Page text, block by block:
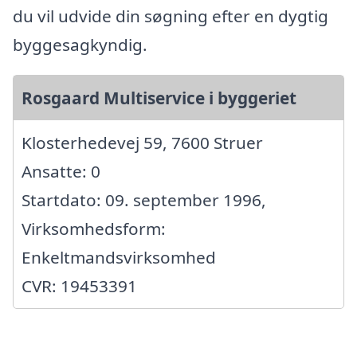
du vil udvide din søgning efter en dygtig
byggesagkyndig.
Rosgaard Multiservice i byggeriet
Klosterhedevej 59, 7600 Struer
Ansatte: 0
Startdato: 09. september 1996,
Virksomhedsform:
Enkeltmandsvirksomhed
CVR: 19453391